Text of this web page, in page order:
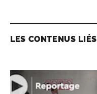
LES CONTENUS LIÉS